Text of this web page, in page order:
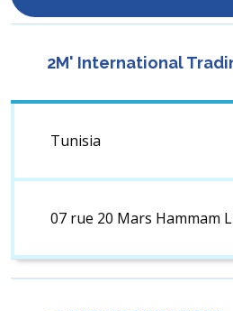
2M' International
Tunisia
07 rue 20 Mars Hammam